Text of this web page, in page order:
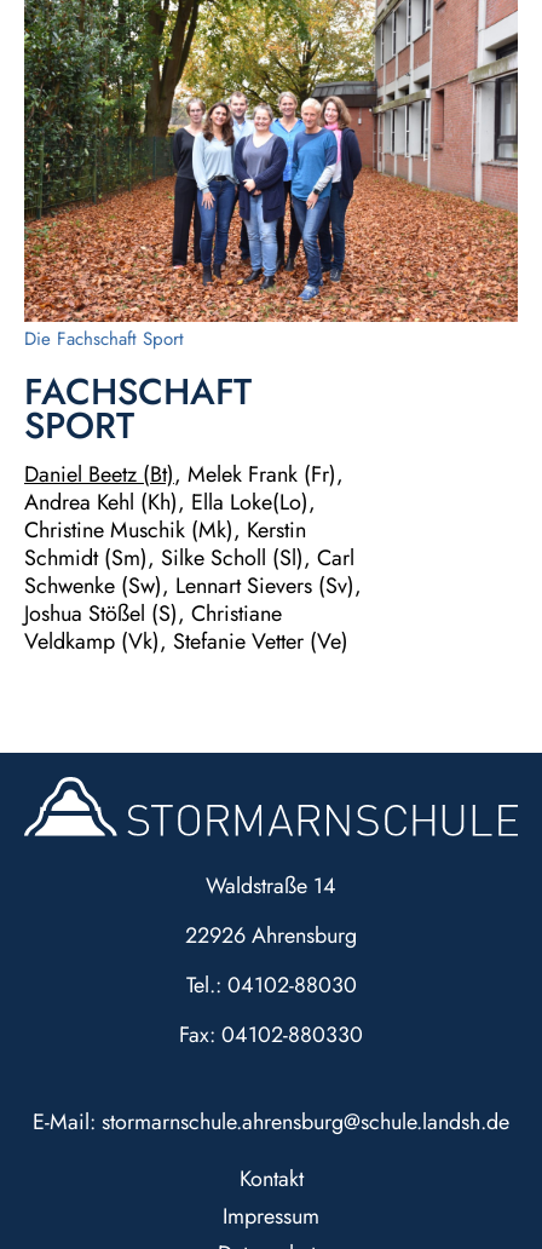
Die Fachschaft Sport
FACHSCHAFT
SPORT
Daniel Beetz (Bt), Melek Frank (Fr),
Andrea Kehl (Kh), Ella Loke(Lo),
Christine Muschik (Mk), Kerstin
Schmidt (Sm), Silke Scholl (Sl), Carl
Schwenke (Sw), Lennart Sievers (Sv),
Joshua Stößel (S), Christiane
Veldkamp (Vk), Stefanie Vetter (Ve)
Waldstraße 14
22926 Ahrensburg
Tel.: 04102-88030
Fax: 04102-880330
E-Mail: stormarnschule.ahrensburg@schule.landsh.de
Kontakt
Impressum